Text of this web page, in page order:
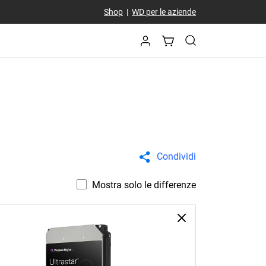
Shop| WD per le aziende
Condividi
Mostra solo le differenze